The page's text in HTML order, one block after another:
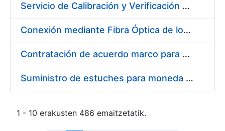
Servicio de Calibración y Verificación Externa de los Equipos de Medición del Servicio de Prevención de la FNMT-RCM
Conexión mediante Fibra Óptica de los Centros de Proceso de Datos (CPDs) de las sedes de la FNMT-RCM de Burgos y Madrid
Contratación de acuerdo marco para el Suministro de Material de Electricidad para la Fábrica Nacional de Moneda y Timbre-Real Casa de la Moneda en su centro de trabajo de Burgos
Suministro de estuches para moneda de 30 €
1 - 10 erakusten 486 emaitzetatik.